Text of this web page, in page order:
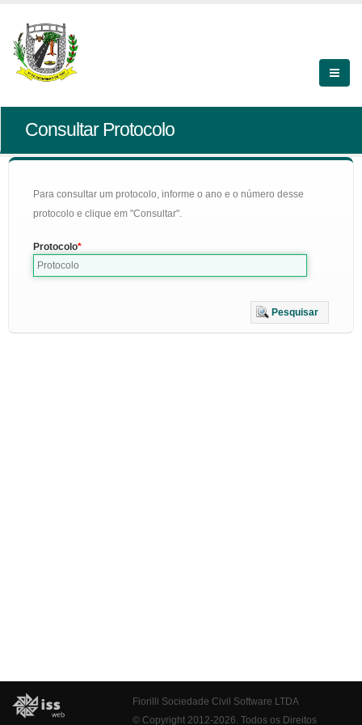
Consultar Protocolo
Para consultar um protocolo, informe o ano e o número desse
protocolo e clique em "Consultar".
Protocolo
Pesquisar
Fiorilli Sociedade Civil Software LTDA
© Copyright 2012-2026. Todos os Direitos